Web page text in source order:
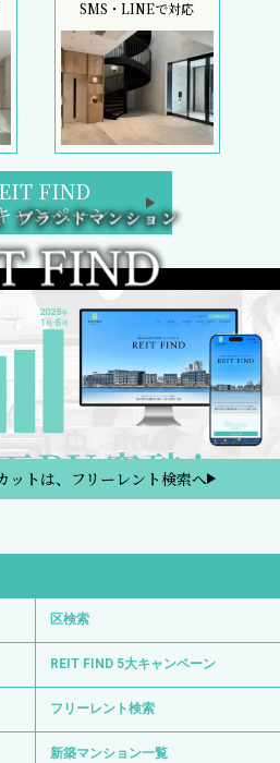
SMS・LINEで対応
FIND
ャンペーン
ットは、フリーレント検索へ
区検索
REIT FIND 5大キャンペーン
フリーレント検索
新築マンション一覧